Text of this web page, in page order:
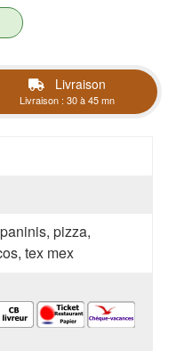
Livraison
Livraison : 30 à 45 mn
pizza,
tex mex